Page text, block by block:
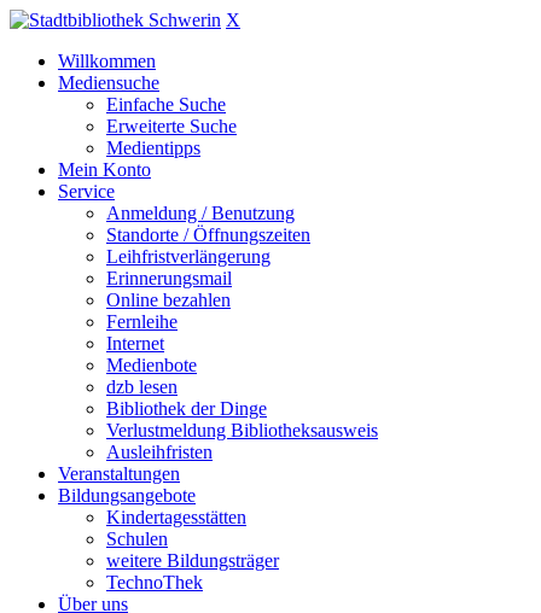
X
Willkommen
Mediensuche
Einfache Suche
Erweiterte Suche
Medientipps
Mein Konto
Service
Anmeldung / Benutzung
Standorte / Öffnungszeiten
Leihfristverlängerung
Erinnerungsmail
Online bezahlen
Fernleihe
Internet
Medienbote
dzb lesen
Bibliothek der Dinge
Verlustmeldung Bibliotheksausweis
Ausleihfristen
Veranstaltungen
Bildungsangebote
Kindertagesstätten
Schulen
weitere Bildungsträger
TechnoThek
Über uns